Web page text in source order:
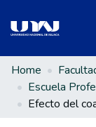
Communities &
All of DSpace
Statistics
Home